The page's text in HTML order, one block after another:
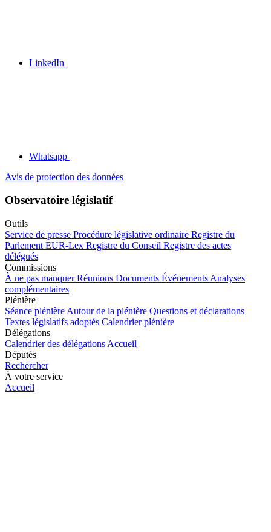
LinkedIn
Whatsapp
Avis de protection des données
Observatoire législatif
Outils
Service de presse Procédure législative ordinaire Registre du
Parlement EUR-Lex Registre du Conseil Registre des actes
délégués
Commissions
À ne pas manquer Réunions Documents Événements Analyses
complémentaires
Plénière
Séance plénière Autour de la plénière Questions et déclarations
Textes législatifs adoptés Calendrier plénière
Délégations
Calendrier des délégations Accueil
Députés
Rechercher
À votre service
Accueil